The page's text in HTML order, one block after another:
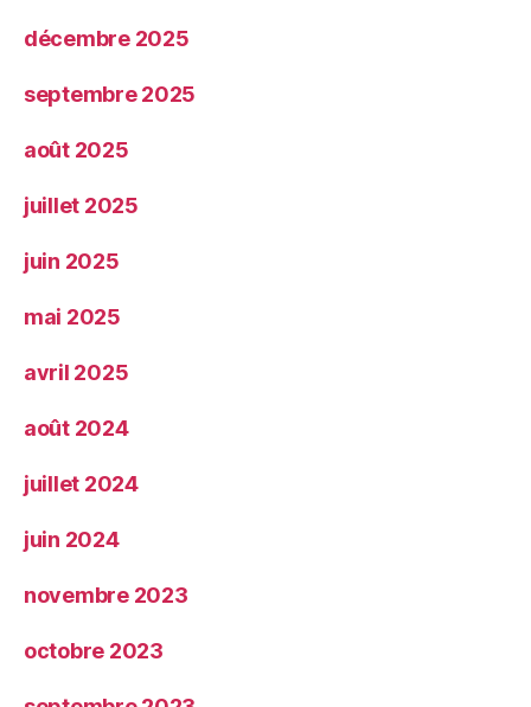
décembre 2025
septembre 2025
août 2025
juillet 2025
juin 2025
mai 2025
avril 2025
août 2024
juillet 2024
juin 2024
novembre 2023
octobre 2023